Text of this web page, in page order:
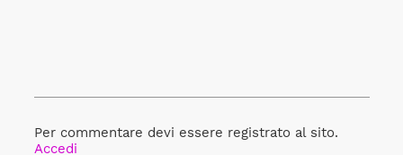
Per commentare devi essere registrato al sito.
Accedi